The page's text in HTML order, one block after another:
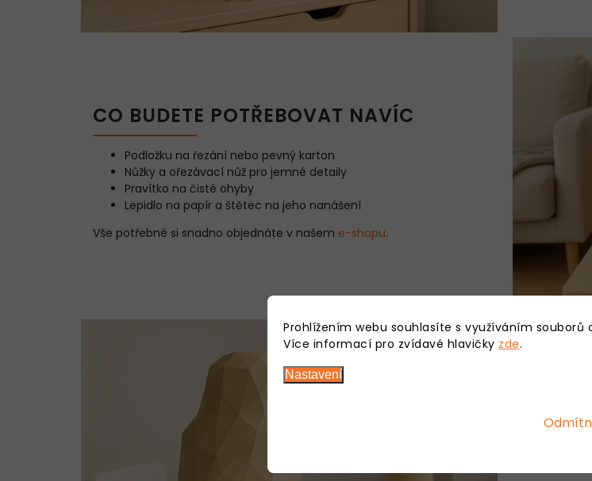
Prohlížením webu souhlasíte s využíváním souborů
Více informací pro zvídavé hlavičky zde.
Nastavení
CO BUDETE POTŘEBOVAT NAVÍC
Podložku na řezání nebo pevný karton
Nůžky a ořezávací nůž pro jemné detaily
Pravítko na čisté ohyby
Lepidlo na papír a štětec na jeho nanášení
Vše potřebné si snadno objednáte v našem e-shopu.
do